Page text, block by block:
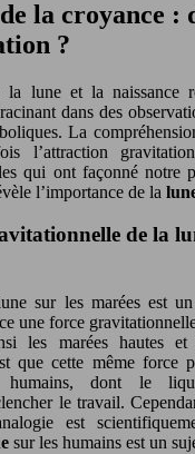
la croyance :
?
la lune et la naissance
dans des
La
l’attraction
qui ont façonné notre
l’importance de la
de la
sur les marées est
une force
les marées hautes et
que cette même force
humains, dont le
le travail.
est
sur les humains est un